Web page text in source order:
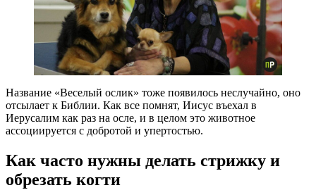
Название «Веселый ослик» тоже появилось неслучайно, оно
отсылает к Библии. Как все помнят, Иисус въехал в
Иерусалим как раз на осле, и в целом это животное
ассоциируется с добротой и упертостью.
Как часто нужны делать стрижку и
обрезать когти